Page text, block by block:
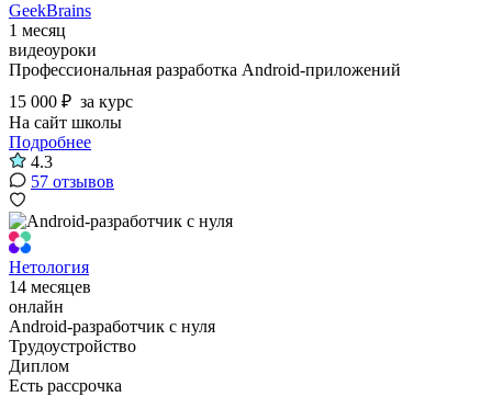
GeekBrains
1 месяц
видеоуроки
Профессиональная разработка Android-приложений
15 000 ₽ за курс
На сайт школы
Подробнее
4.3
57 отзывов
Нетология
14 месяцев
онлайн
Android-разработчик с нуля
Трудоустройство
Диплом
Есть рассрочка